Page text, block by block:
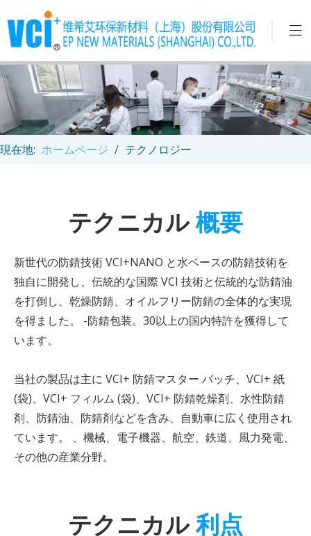
現在地: ホームページ / テクノロジー
テクニカル概要
新世代の防錆技術 VCI+NANO と水ベースの防錆技術を
独自に開発し、伝統的な国際 VCI 技術と伝統的な防錆油
を打倒し、乾燥防錆、オイルフリー防錆の全体的な実現
を得ました。 -防錆包装。30以上の国内特許を獲得して
います。
当社の製品は主に VCI+ 防錆マスター バッチ、VCI+ 紙
(袋)、VCI+ フィルム (袋)、VCI+ 防錆乾燥剤、水性防錆
剤、防錆油、防錆剤などを含み、自動車に広く使用され
ています。 、機械、電子機器、航空、鉄道、風力発電、
その他の産業分野。
テクニカル利点